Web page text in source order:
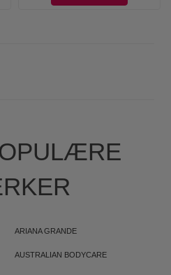
ARIANA GRANDE
AUSTRALIAN BODYCARE